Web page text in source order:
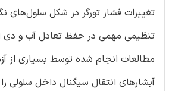
تغییرات فشار تورگر در شکل سلول‌های
تنظیمی مهمی در حفظ تعادل آب و دی
مطالعات انجام شده توسط بسیاری از
آبشار‌های انتقال سیگنال داخل سلولی